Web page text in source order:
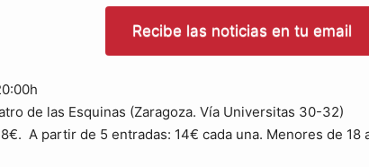
Recibe las noticias en tu email
de las Esquinas (Zaragoza. Vía Universitas 30-32)
A partir de 5 entradas: 14€ cada una. Menores de 18